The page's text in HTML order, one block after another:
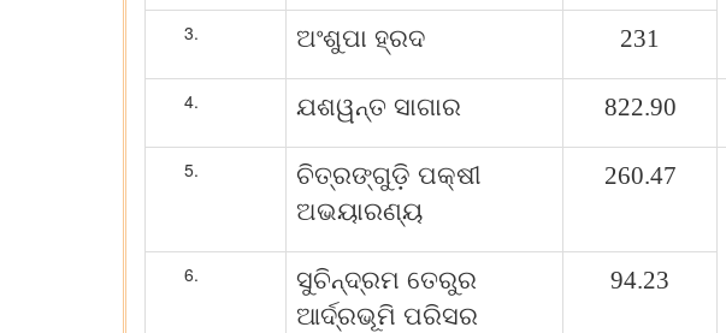
ଅଂଶୁପା ହ୍ରଦ 231
ଯଶୱନ୍ତ ସାଗାର 822.90
ଚିତ୍ରଙ୍ଗୁଡ଼ି ପକ୍ଷୀ
ଅଭୟାରଣ୍ୟ
260.47
ସୁଚିନ୍ଦ୍ରମ ତେରୁର
ଆର୍ଦ୍ରଭୂମି ପରିସର
94.23